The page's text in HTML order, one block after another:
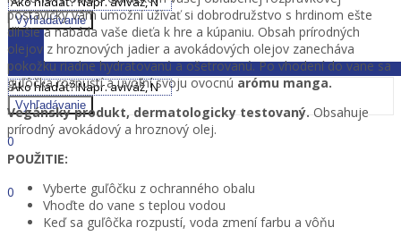
Vyhľadávanie
Zavrieť MENU
Zavrieť MENU
Vyhľadávanie
Dobrý deň, Prihlásiť sa
0
0,00€
0
0,00
postavičky vám umožní užívať si dobrodružstvo s hrdinom ešte
dlhšie a nabáda vaše dieťa k hre a kúpaniu. Obsah prírodných
olejov z hroznových jadier a avokádových olejov zanecháva
pokožku riadne hydratovanú a ošetrovanú. Po vhodení do vane sa
guľôčka rozpustí a uvoľní svoju ovocnú arómu manga.
Vegánsky produkt, dermatologicky testovaný. Obsahuje
prírodný avokádový a hroznový olej.
POUŽITIE:
Vyberte guľôčku z ochranného obalu
Vhoďte do vane s teplou vodou
Keď sa guľôčka rozpustí, voda zmení farbu a vôňu